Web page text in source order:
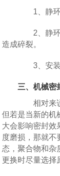
1、静环
2、静环
造成碎裂。
3、安装
三、机械密封
相对来说
但若是当新的机
大会影响密封效
度磨损，那就不
态，聚合物和杂
更换时尽量选择